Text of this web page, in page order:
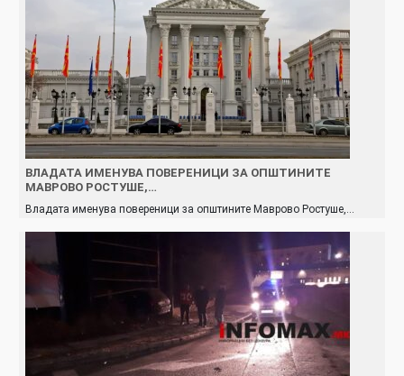
ВЛАДАТА ИМЕНУВА ПОВЕРЕНИЦИ ЗА ОПШТИНИТЕ
МАВРОВО РОСТУШЕ,…
Владата именува повереници за општините Маврово Ростуше,…